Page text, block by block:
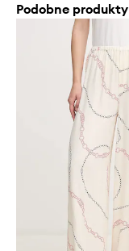
Podobne produkty